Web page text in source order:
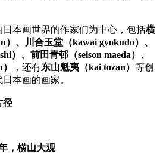
本画世界的作家们为中心，包括横
）、川合玉堂（kawai gyokudo）、
）、前田青邨（seison maeda）、
，还有东山魁夷（kai tozan） 等创
本画的画家。
径
，横山大观